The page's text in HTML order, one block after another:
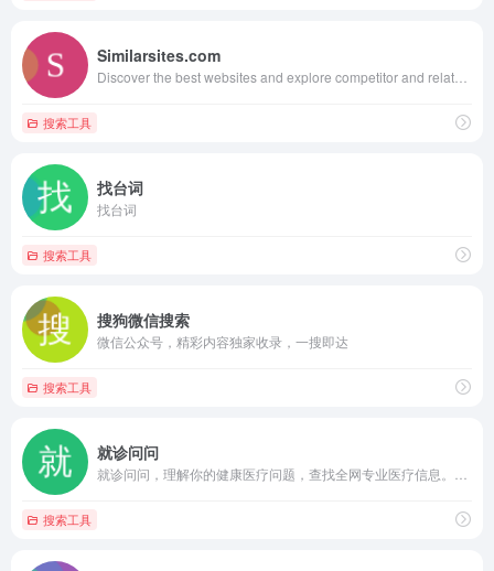
Similarsites.com
搜索工具
找台词
找台词
搜索工具
搜狗微信搜索
微信公众号，精彩内容独家收录，一搜即达
搜索工具
就诊问问
搜索工具